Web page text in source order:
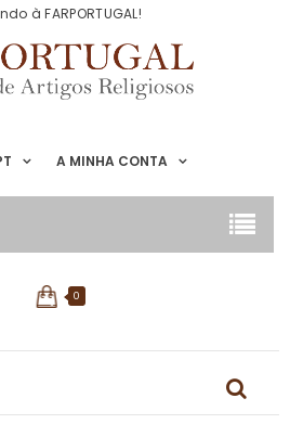
à FARPORTUGAL!
A MINHA CONTA
0